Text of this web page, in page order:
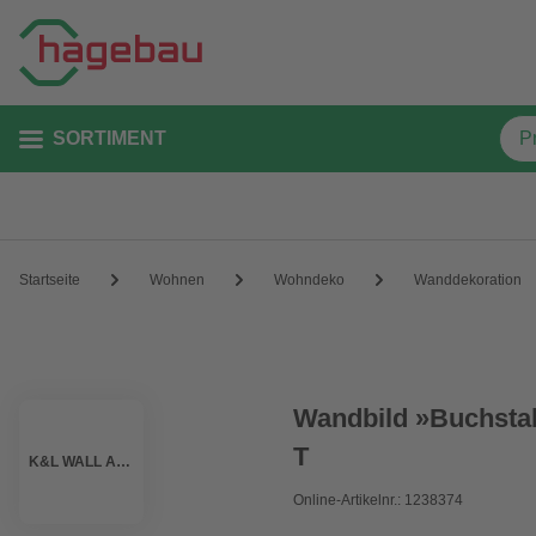
SORTIMENT
Startseite Wohnen Wohndeko Wanddekoration
K&L WALL ART
Wandbild
T
Online-Artikelnr.: 1238374